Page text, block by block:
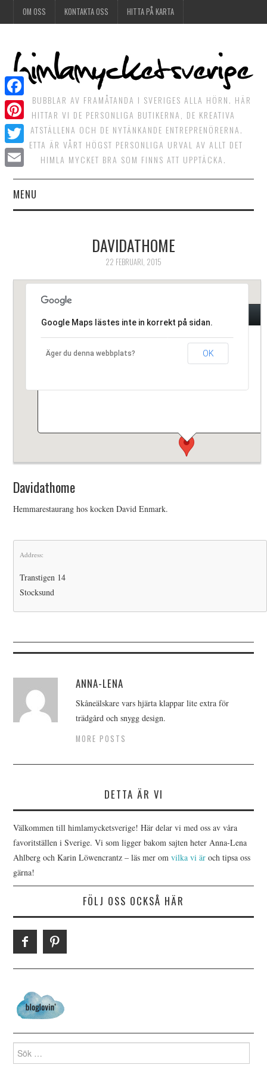
OM OSS KONTAKTA OSS HITTA PÅ KARTA
DET BUBBLAR AV FRAMÅTANDA I SVERIGES ALLA HÖRN. HÄR
HITTAR VI DE PERSONLIGA BUTIKERNA, DE KREATIVA
MATSTÄLLENA OCH DE NYTÄNKANDE ENTREPRENÖRERNA.
DETTA ÄR VÅRT HÖGST PERSONLIGA URVAL AV ALLT DET
HIMLA MYCKET BRA SOM FINNS ATT UPPTÄCKA.
MENU
HIMLAMYSIGT
HIMLASNYGGT
VI MÖTER
DAVIDATHOME
22 FEBRUARI, 2015
Hemmarestaurang hos kocken David Enmark.
Google Maps lästes inte in korrekt på sidan.
Äger du denna webbplats? OK
Davidathome
Hemmarestaurang hos kocken David Enmark.
Address:
Transtigen 14
Stocksund
ANNA-LENA
Skåneälskare vars hjärta klappar lite extra för
trädgård och snygg design.
MORE POSTS
DETTA ÄR VI
Välkommen till himlamycketsverige! Här delar vi med oss av våra
favoritställen i Sverige. Vi som ligger bakom sajten heter Anna-Lena
Ahlberg och Karin Löwencrantz – läs mer omvilka vi är och tipsa oss
gärna!
FÖLJ OSS OCKSÅ HÄR
Search for:
Facebook
Pinterest
Twitter
Email